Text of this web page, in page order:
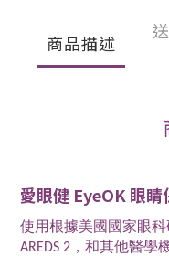
商品描述
愛眼健 EyeOK 眼睛
使用根據美國國家眼科
AREDS 2，和其他醫學